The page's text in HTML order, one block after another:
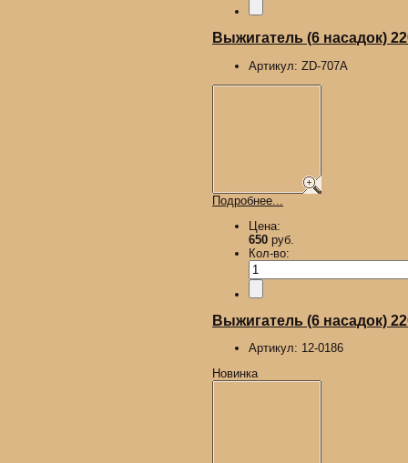
Выжигатель (6 насадок)
Артикул: ZD-707A
Подробнее...
Цена:
650 руб.
Кол-во:
Выжигатель (6 насадок)
Артикул: 12-0186
Новинка